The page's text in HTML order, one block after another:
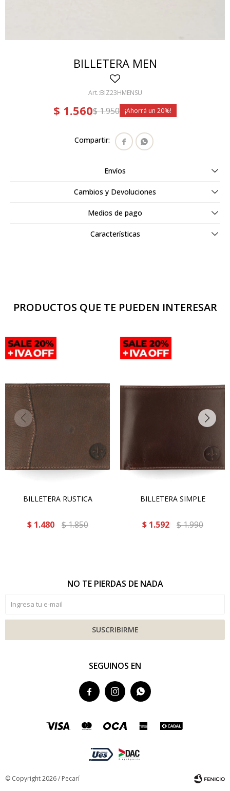
BILLETERA MEN
BIZ23HMENSU
$ 1.560$1.950 20
 
Envíos
Cambios y Devoluciones
Medios de pago
Características
PRODUCTOS QUE TE PUEDEN INTERESAR
BILLETERA RUSTICA
$ 1.480 $1.850
BILLETERA SIMPLE
$ 1.592 $1.990
SEGUINOS EN
  
NO TE PIERDAS DE NADA
SUSCRIBIRME
© Copyright 2026 / Pecarí